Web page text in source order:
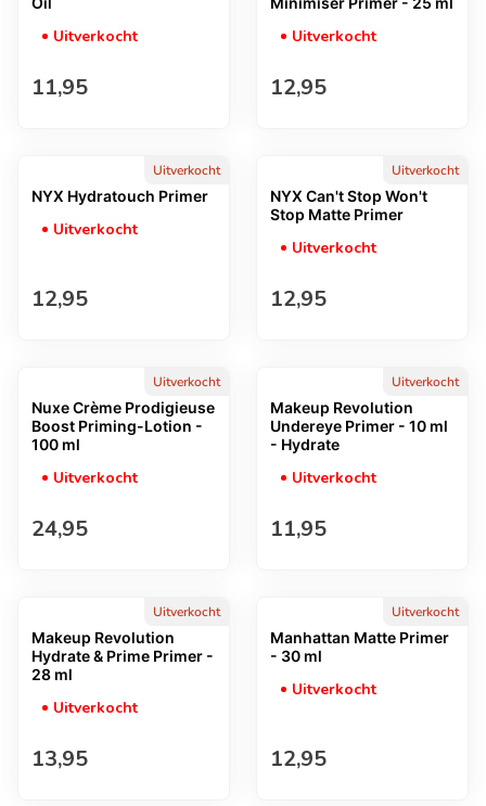
Uitverkocht
Normale prijs
11,95
Uitverkocht
Normale prijs
12,95
Uitverkocht
NYX Hydratouch Primer
Uitverkocht
Normale prijs
12,95
Uitverkocht
NYX Can't Stop Won't
Stop Matte Primer
Uitverkocht
Normale prijs
12,95
Uitverkocht
Nuxe Crème Prodigieuse
Boost Priming-Lotion -
100 ml
Uitverkocht
Normale prijs
24,95
Uitverkocht
Makeup Revolution
Undereye Primer - 10 ml
- Hydrate
Uitverkocht
Normale prijs
11,95
Uitverkocht
Makeup Revolution
Hydrate & Prime Primer -
28 ml
Uitverkocht
Normale prijs
13,95
Uitverkocht
Manhattan Matte Primer
- 30 ml
Uitverkocht
Normale prijs
12,95